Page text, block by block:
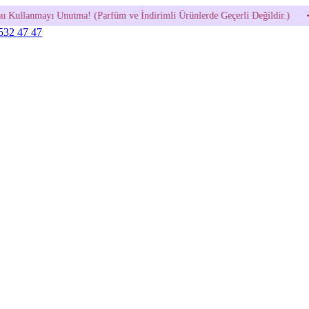
(Parfüm ve İndirimli Ürünlerde Geçerli Değildir.) • 600 TL ve Üzeri
47 47